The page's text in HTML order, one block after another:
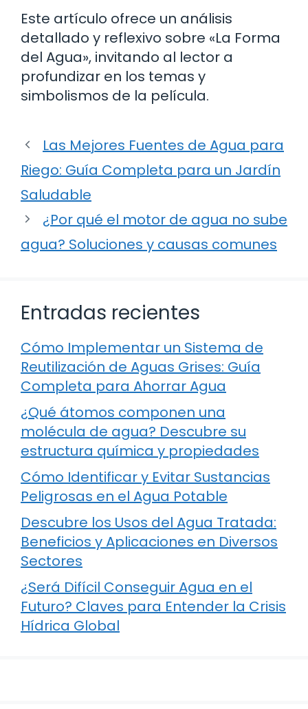
Este artículo ofrece un análisis
detallado y reflexivo sobre «La Forma
del Agua», invitando al lector a
profundizar en los temas y
simbolismos de la película.
Las Mejores Fuentes de Agua para
Riego: Guía Completa para un Jardín
Saludable
¿Por qué el motor de agua no sube
agua? Soluciones y causas comunes
Entradas recientes
Cómo Implementar un Sistema de
Reutilización de Aguas Grises: Guía
Completa para Ahorrar Agua
¿Qué átomos componen una
molécula de agua? Descubre su
estructura química y propiedades
Cómo Identificar y Evitar Sustancias
Peligrosas en el Agua Potable
Descubre los Usos del Agua Tratada:
Beneficios y Aplicaciones en Diversos
Sectores
¿Será Difícil Conseguir Agua en el
Futuro? Claves para Entender la Crisis
Hídrica Global